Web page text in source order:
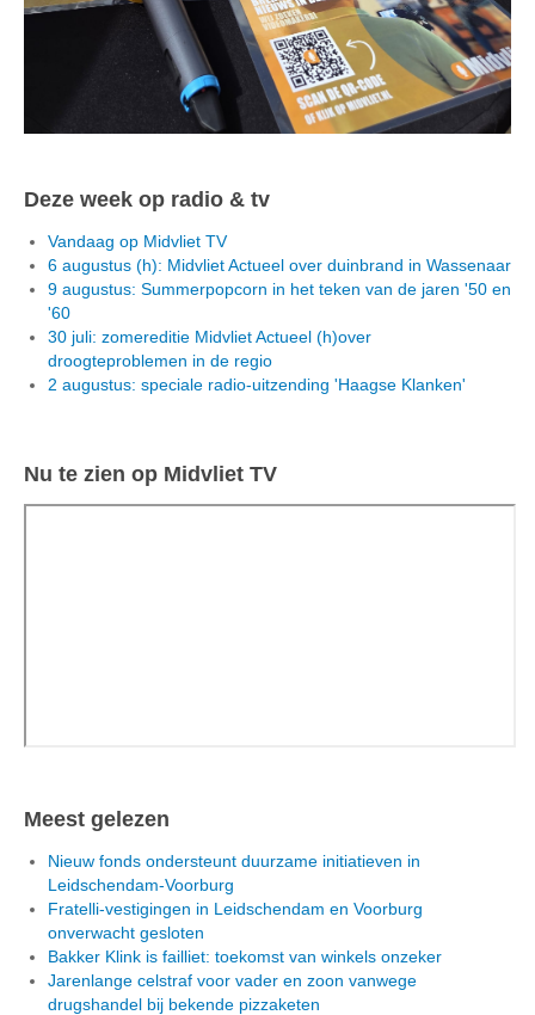
Deze week op radio & tv
Vandaag op Midvliet TV
6 augustus (h): Midvliet Actueel over duinbrand in Wassenaar
9 augustus: Summerpopcorn in het teken van de jaren '50 en
'60
30 juli: zomereditie Midvliet Actueel (h)over
droogteproblemen in de regio
2 augustus: speciale radio-uitzending 'Haagse Klanken'
Nu te zien op Midvliet TV
Meest gelezen
Nieuw fonds ondersteunt duurzame initiatieven in
Leidschendam-Voorburg
Fratelli-vestigingen in Leidschendam en Voorburg
onverwacht gesloten
Bakker Klink is failliet: toekomst van winkels onzeker
Jarenlange celstraf voor vader en zoon vanwege
drugshandel bij bekende pizzaketen